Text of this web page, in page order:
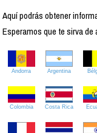
Aquí podrás obtener
Esperamos que te sirva
Andorra Argentina
Colombia Costa Rica